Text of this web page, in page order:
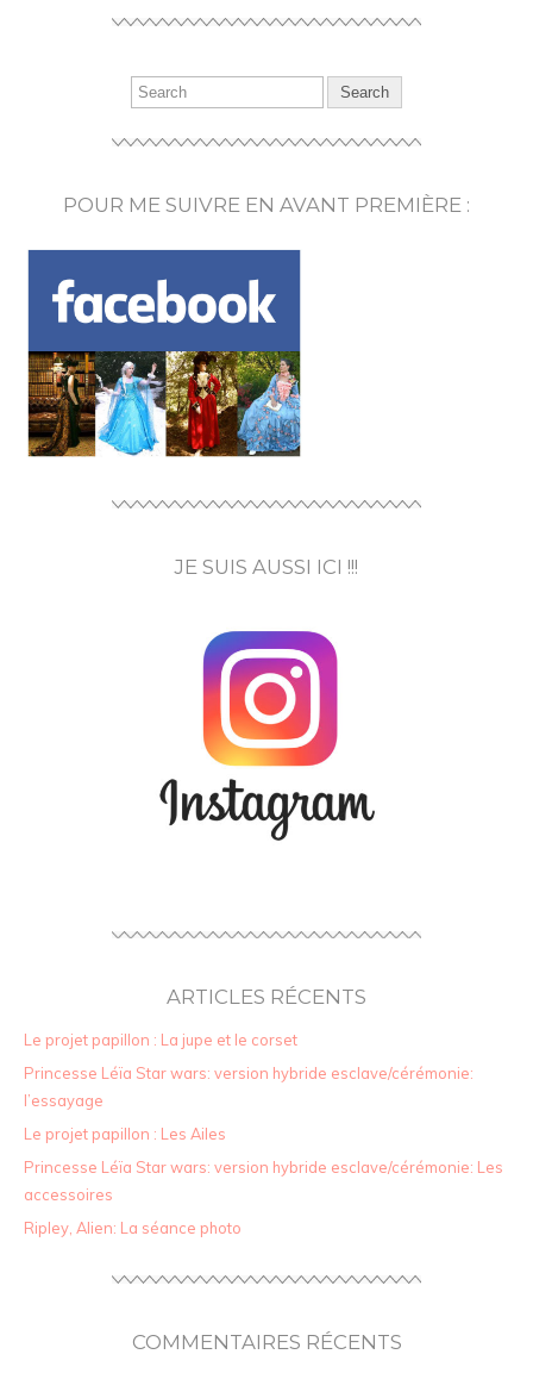
POUR ME SUIVRE EN AVANT PREMIÈRE :
JE SUIS AUSSI ICI !!!
ARTICLES RÉCENTS
Le projet papillon : La jupe et le corset
Princesse Léïa Star wars: version hybride esclave/cérémonie:
l’essayage
Le projet papillon : Les Ailes
Princesse Léïa Star wars: version hybride esclave/cérémonie: Les
accessoires
Ripley, Alien: La séance photo
COMMENTAIRES RÉCENTS